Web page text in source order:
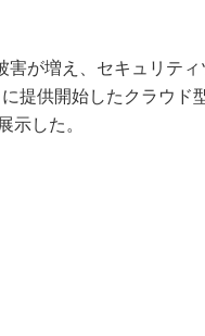
害が増え、セキュリティ
提供開始したクラウド
示した。